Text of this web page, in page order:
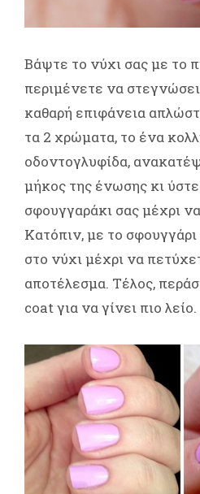
Βάψτε το νύχι σας με το
περιμένετε να
καθαρή επιφάνεια
τα 2 χρώματα, το ένα
οδοντογλυφίδα,
μήκος της ένωσης κι
σφουγγαράκι σας μέχρι
Κατόπιν, με το
στο νύχι μέχρι να
αποτέλεσμα. Τέλος,
coat για να γίνει πιο λείο.